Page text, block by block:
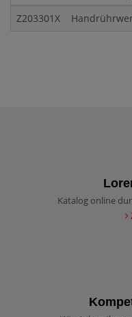
Z203301X
Katalog online